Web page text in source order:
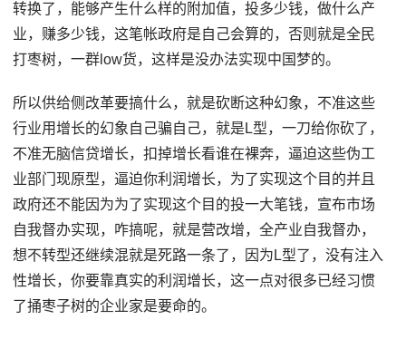
转换了，能够产生什么样的附加值，投多少钱，做什么产
业，赚多少钱，这笔帐政府是自己会算的，否则就是全民
打枣树，一群low货，这样是没办法实现中国梦的。
所以供给侧改革要搞什么，就是砍断这种幻象，不准这些
行业用增长的幻象自己骗自己，就是L型，一刀给你砍了，
不准无脑信贷增长，扣掉增长看谁在裸奔，逼迫这些伪工
业部门现原型，逼迫你利润增长，为了实现这个目的并且
政府还不能因为为了实现这个目的投一大笔钱，宣布市场
自我督办实现，咋搞呢，就是营改增，全产业自我督办，
想不转型还继续混就是死路一条了，因为L型了，没有注入
性增长，你要靠真实的利润增长，这一点对很多已经习惯
了捅枣子树的企业家是要命的。